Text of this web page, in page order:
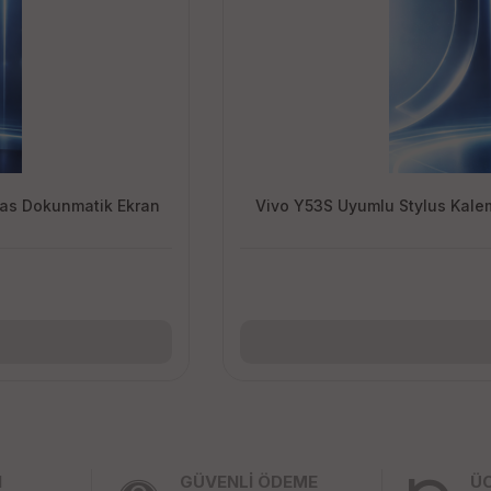
Dokunmatik Ekran Vivo Y53S Uyumlu Stylus
GÜVENLİ ÖDEME